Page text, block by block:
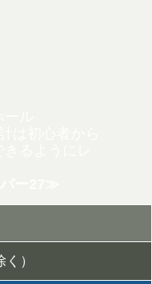
）